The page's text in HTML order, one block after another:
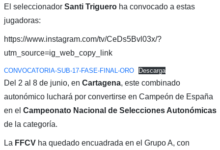
El seleccionadorSanti Trigueroha convocado a estas
jugadoras:
https://www.instagram.com/tv/CeDs5Bvl03x/?
utm_source=ig_web_copy_link
CONVOCATORIA-SUB-17-FASE-FINAL-ORO Descarga
Del 2 al 8 de junio, en Cartagena, este combinado
autonómico luchará por convertirse en Campeón de España
en el Campeonato Nacional de Selecciones Autonómicas
de la categoría.
La FFCVha quedado encuadrada en el Grupo A, con